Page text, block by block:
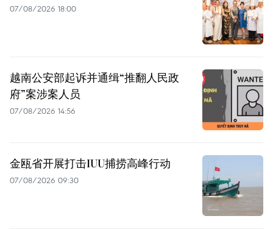
07/08/2026 18:00
越南公安部起诉并通缉“推翻人民政
府”案涉案人员
07/08/2026 14:56
金瓯省开展打击IUU捕捞高峰行动
07/08/2026 09:30